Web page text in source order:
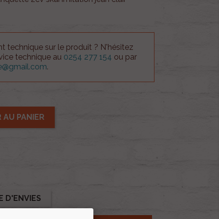
technique sur le produit ? N'hésitez
technique au 0254 277 154 ou par
.
AU PANIER
D'ENVIES